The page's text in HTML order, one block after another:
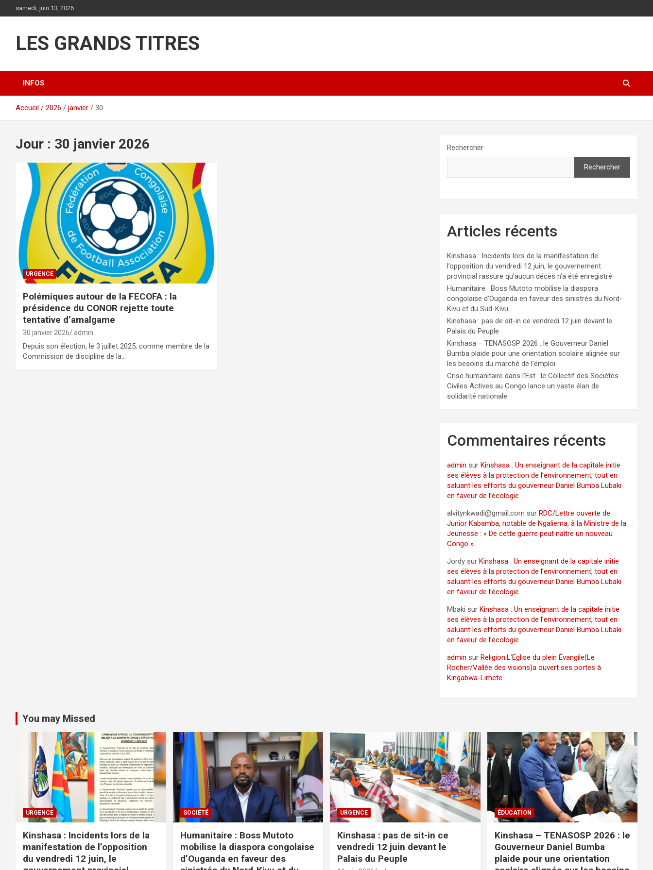
au
samedi, juin 13, 2026
LES GRANDS TITRES
INFOS
Accueil 2026 janvier 30
Jour : 30 janvier 2026
URGENCE
Polémiques autour de la FECOFA : la
présidence du CONOR rejette toute
tentative d’amalgame
30 janvier 2026 admin
Depuis son élection, le 3 juillet 2025, comme membre de la
Commission de discipline de la…
Rechercher
Rechercher
Articles récents
Kinshasa : Incidents lors de la manifestation de
l’opposition du vendredi 12 juin, le gouvernement
provincial rassure qu’aucun décès n’a été enregistré
Humanitaire : Boss Mutoto mobilise la diaspora
congolaise d’Ouganda en faveur des sinistrés du Nord-
Kivu et du Sud-Kivu
Kinshasa : pas de sit-in ce vendredi 12 juin devant le
Palais du Peuple
Kinshasa – TENASOSP 2026 : le Gouverneur Daniel
Bumba plaide pour une orientation scolaire alignée sur
les besoins du marché de l’emploi
Crise humanitaire dans l’Est : le Collectif des Sociétés
Civiles Actives au Congo lance un vaste élan de
solidarité nationale
Commentaires récents
admin surKinshasa : Un enseignant de la capitale initie
ses élèves à la protection de l’environnement, tout en
saluant les efforts du gouverneur Daniel Bumba Lubaki
en faveur de l’écologie
alvitynkwadi@gmail.com surRDC/Lettre ouverte de
Junior Kabamba, notable de Ngaliema, à la Ministre de la
Jeunesse : « De cette guerre peut naître un nouveau
Congo »
Jordy surKinshasa : Un enseignant de la capitale initie
ses élèves à la protection de l’environnement, tout en
saluant les efforts du gouverneur Daniel Bumba Lubaki
en faveur de l’écologie
Mbaki surKinshasa : Un enseignant de la capitale initie
ses élèves à la protection de l’environnement, tout en
saluant les efforts du gouverneur Daniel Bumba Lubaki
en faveur de l’écologie
admin surReligion:L’Eglise du plein Évangile(Le
Rocher/Vallée des visions)a ouvert ses portes à
Kingabwa-Limete
You may Missed
URGENCE
Kinshasa : Incidents lors de la
manifestation de l’opposition
du vendredi 12 juin, le
SOCIÉTÉ
Humanitaire : Boss Mutoto
mobilise la diaspora congolaise
d’Ouganda en faveur des
URGENCE
Kinshasa : pas de sit-in ce
vendredi 12 juin devant le
Palais du Peuple
ÉDUCATION
Kinshasa – TENASOSP 2026 : le
Gouverneur Daniel Bumba
plaide pour une orientation